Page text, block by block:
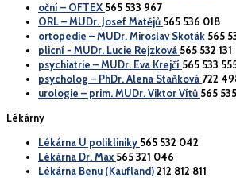
oční – OFTEX 565 533 967
ORL – MUDr. Josef Matějů 565 536 018
ortopedie – MUDr. Miroslav Skoták 565
plicní - MUDr. Lucie Rejzková 565 532 131
psychiatrie – MUDr. Eva Krejčí 565 533
psycholog – PhDr. Alena Staňková 722
urologie – prim. MUDr. Viktor Vítů 565
Lékárny
Lékárna U polikliniky 565 532 042
Lékárna Dr. Max 565 321 046
Lékárna Benu (Kaufland)212 812 811